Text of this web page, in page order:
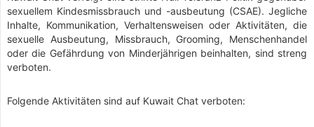
sexuellem Kindesmissbrauch und -ausbeutung (CSAE). Jegliche
Inhalte, Kommunikation, Verhaltensweisen oder Aktivitäten, die
sexuelle Ausbeutung, Missbrauch, Grooming, Menschenhandel
oder die Gefährdung von Minderjährigen beinhalten, sind streng
verboten.
Folgende Aktivitäten sind auf Kuwait Chat verboten: